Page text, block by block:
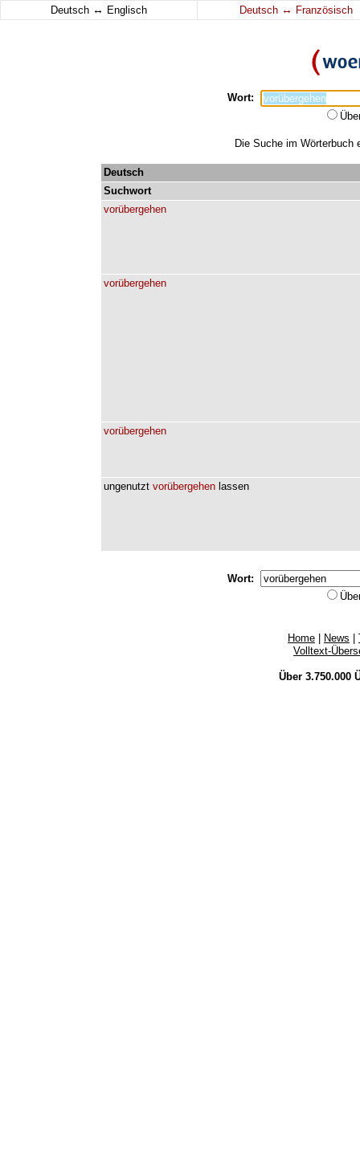
Deutsch ↔ Englisch Deutsch ↔ Französisch
Wort:
Die Suche im Wörterbuch
Deutsch
Suchwort
vorübergehen
vorübergehen
vorübergehen
ungenutzt vorübergehen lassen
Wort:
Home News
Volltext-
Über 3.750.000